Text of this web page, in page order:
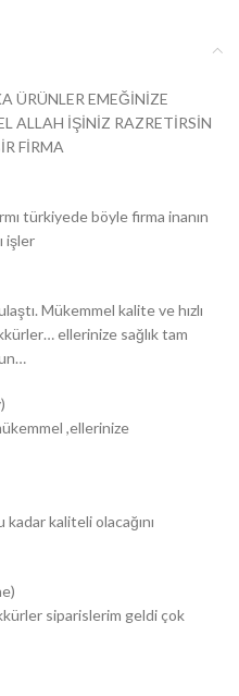
ÜRÜNLER EMEĞİNİZE
ALLAH İŞİNİZ RAZRETİRSİN
FİRMA
türkiyede böyle firma inanın
işler
Mükemmel kalite ve hızlı
ellerinize sağlık tam
,ellerinize
kaliteli olacağını
siparislerim geldi çok